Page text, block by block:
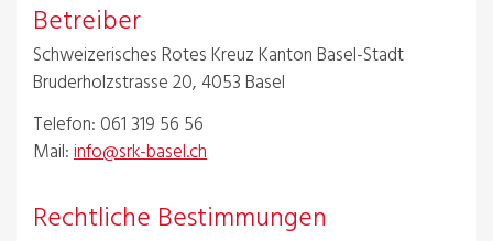
Betreiber
Schweizerisches Rotes Kreuz Kanton Basel-Stadt
Bruderholzstrasse 20, 4053 Basel
Telefon: 061 319 56 56
Mail:info@srk-basel.ch
Rechtliche Bestimmungen